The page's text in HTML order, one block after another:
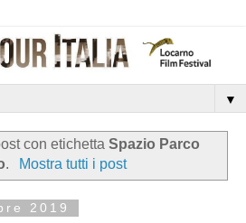
▼
con etichetta Spazio Parco
. Mostra tutti i post
2019